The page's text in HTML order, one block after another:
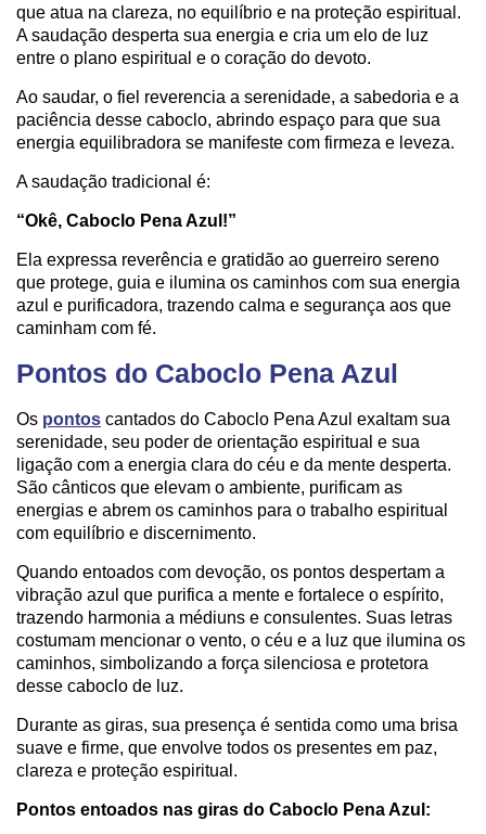
que atua na clareza, no equilíbrio e na proteção espiritual.
A saudação desperta sua energia e cria um elo de luz
entre o plano espiritual e o coração do devoto.
Ao saudar, o fiel reverencia a serenidade, a sabedoria e a
paciência desse caboclo, abrindo espaço para que sua
energia equilibradora se manifeste com firmeza e leveza.
A saudação tradicional é:
“Okê, Caboclo Pena Azul!”
Ela expressa reverência e gratidão ao guerreiro sereno
que protege, guia e ilumina os caminhos com sua energia
azul e purificadora, trazendo calma e segurança aos que
caminham com fé.
Pontos do Caboclo Pena Azul
Os pontos cantados do Caboclo Pena Azul exaltam sua
serenidade, seu poder de orientação espiritual e sua
ligação com a energia clara do céu e da mente desperta.
São cânticos que elevam o ambiente, purificam as
energias e abrem os caminhos para o trabalho espiritual
com equilíbrio e discernimento.
Quando entoados com devoção, os pontos despertam a
vibração azul que purifica a mente e fortalece o espírito,
trazendo harmonia a médiuns e consulentes. Suas letras
costumam mencionar o vento, o céu e a luz que ilumina os
caminhos, simbolizando a força silenciosa e protetora
desse caboclo de luz.
Durante as giras, sua presença é sentida como uma brisa
suave e firme, que envolve todos os presentes em paz,
clareza e proteção espiritual.
Pontos entoados nas giras do Caboclo Pena Azul: